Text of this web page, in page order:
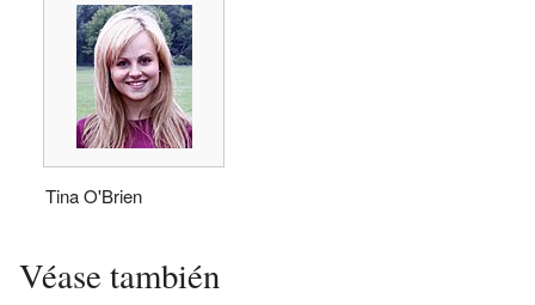
Tina O'Brien
Véase también